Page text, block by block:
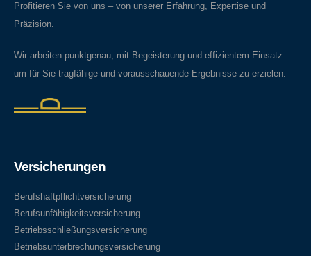
Profitieren Sie von uns – von unserer Erfahrung, Expertise und
Präzision.
Wir arbeiten punktgenau, mit Begeisterung und effizientem Einsatz
um für Sie tragfähige und vorausschauende Ergebnisse zu erzielen.
Versicherungen
Berufshaftpflichtversicherung
Berufsunfähigkeitsversicherung
Betriebsschließungsversicherung
Betriebsunterbrechungsversicherung